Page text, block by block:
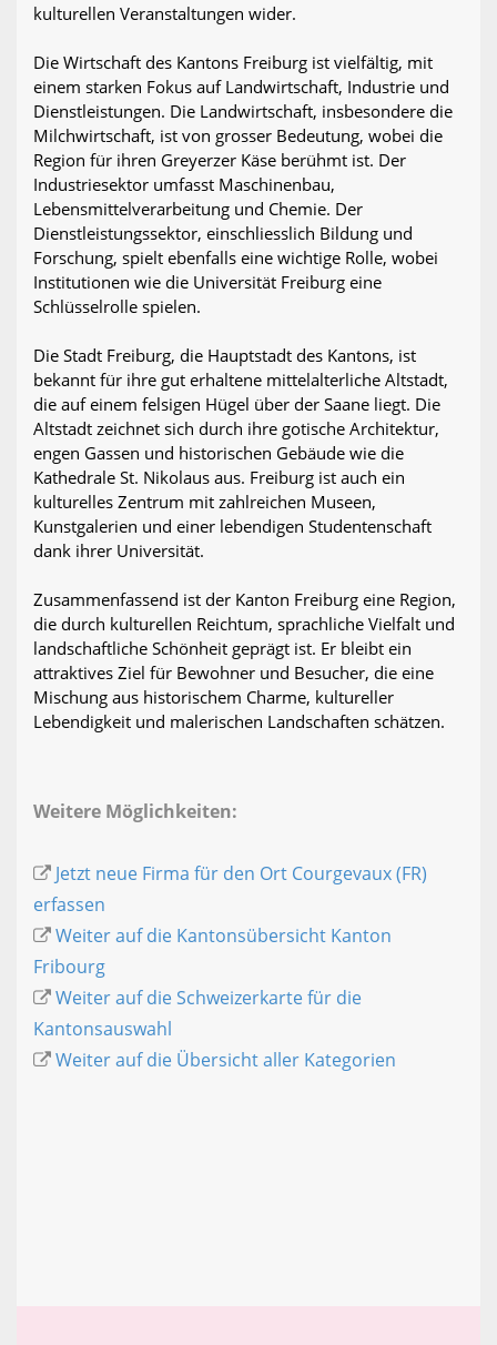
kulturellen Veranstaltungen wider.
Die Wirtschaft des Kantons Freiburg ist vielfältig, mit
einem starken Fokus auf Landwirtschaft, Industrie und
Dienstleistungen. Die Landwirtschaft, insbesondere die
Milchwirtschaft, ist von grosser Bedeutung, wobei die
Region für ihren Greyerzer Käse berühmt ist. Der
Industriesektor umfasst Maschinenbau,
Lebensmittelverarbeitung und Chemie. Der
Dienstleistungssektor, einschliesslich Bildung und
Forschung, spielt ebenfalls eine wichtige Rolle, wobei
Institutionen wie die Universität Freiburg eine
Schlüsselrolle spielen.
Die Stadt Freiburg, die Hauptstadt des Kantons, ist
bekannt für ihre gut erhaltene mittelalterliche Altstadt,
die auf einem felsigen Hügel über der Saane liegt. Die
Altstadt zeichnet sich durch ihre gotische Architektur,
engen Gassen und historischen Gebäude wie die
Kathedrale St. Nikolaus aus. Freiburg ist auch ein
kulturelles Zentrum mit zahlreichen Museen,
Kunstgalerien und einer lebendigen Studentenschaft
dank ihrer Universität.
Zusammenfassend ist der Kanton Freiburg eine Region,
die durch kulturellen Reichtum, sprachliche Vielfalt und
landschaftliche Schönheit geprägt ist. Er bleibt ein
attraktives Ziel für Bewohner und Besucher, die eine
Mischung aus historischem Charme, kultureller
Lebendigkeit und malerischen Landschaften schätzen.
Weitere Möglichkeiten:
Jetzt neue Firma für den Ort Courgevaux (FR)
erfassen
Weiter auf die Kantonsübersicht Kanton
Fribourg
Weiter auf die Schweizerkarte für die
Kantonsauswahl
Weiter auf die Übersicht aller Kategorien